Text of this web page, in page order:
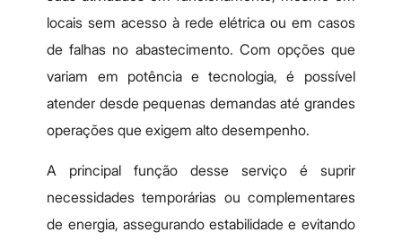
locais sem acesso à rede elétrica ou em casos
de falhas no abastecimento. Com opções que
variam em potência e tecnologia, é possível
atender desde pequenas demandas até grandes
operações que exigem alto desempenho.
A principal função desse serviço é suprir
necessidades temporárias ou complementares
de energia, assegurando estabilidade e evitando